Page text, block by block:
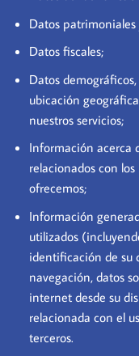
Datos
Datos fiscales;
Datos
ubicación
nuestros servicios;
Información acerca
relacionados con
ofrecemos;
Información
utilizados
identificación de su
navegación, datos
internet desde su
relacionada con el
terceros.